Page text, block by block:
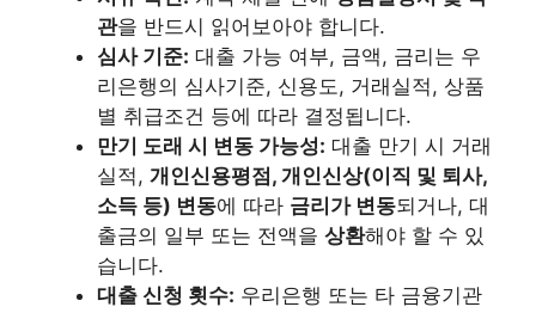
관을 반드시 읽어보아야 합니다.
심사 기준: 대출 가능 여부, 금액, 금리는 우
리은행의 심사기준, 신용도, 거래실적, 상품
별 취급조건 등에 따라 결정됩니다.
만기 도래 시 변동 가능성: 대출 만기 시 거래
실적, 개인신용평점, 개인신상(이직 및 퇴사,
소득 등) 변동에 따라 금리가 변동되거나, 대
출금의 일부 또는 전액을 상환해야 할 수 있
습니다.
대출 신청 횟수: 우리은행 또는 타 금융기관